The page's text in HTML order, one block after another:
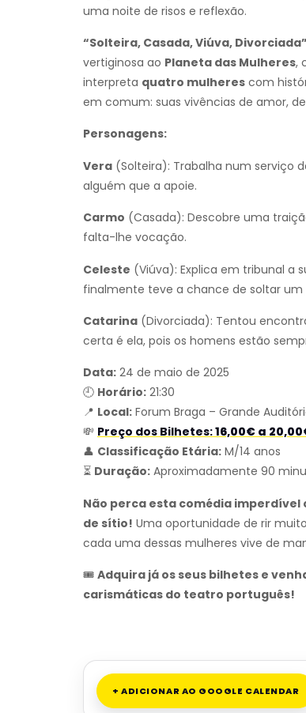
uma noite de risos e reflexão.
“Solteira, Casada, Viúva, Divorciada”
vertiginosa ao Planeta das Mulheres,
interpreta quatro mulheres com
em comum: suas vivências de amor,
Personagens:
Vera (Solteira): Trabalha num serviço
alguém que a apoie.
Carmo (Casada): Descobre uma
falta-lhe vocação.
Celeste (Viúva): Explica em tribunal a
finalmente teve a chance de soltar um
Catarina (Divorciada): Tentou
certa é ela, pois os homens estão
Data: 24 de maio de 2025
🕘 Horário: 21:30
📍 Local: Forum Braga – Grande
💸 Preço dos Bilhetes:16,00€ a
👤 Classificação Etária: M/14 anos
⏳ Duração: Aproximadamente 90
Não perca esta comédia
de sítio! Uma oportunidade de rir
cada uma dessas mulheres vive de
🎟 Adquira já os seus bilhetes e
carismáticas do teatro português!
+ ADICIONAR AO GOOGLE CALENDAR